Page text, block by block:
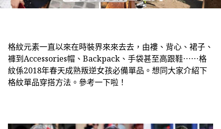
格紋元素一直以來在時裝界來來去去，由褸、背心、裙子、
褲到Accessories帽、Backpack、手袋甚至高跟鞋⋯⋯格
紋係2018年春天成熟叛逆女孩必備單品。想同大家介紹下
格紋單品穿搭方法。參考一下啦！